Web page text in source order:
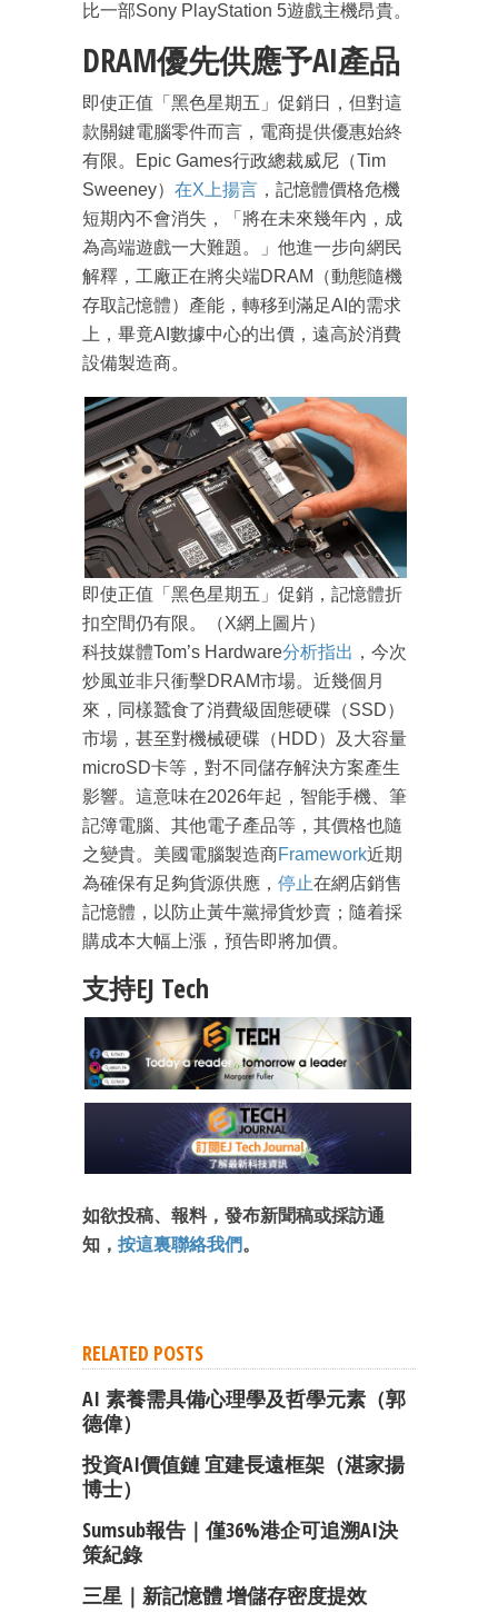
比一部Sony PlayStation 5遊戲主機昂貴。
DRAM優先供應予AI產品
即使正值「黑色星期五」促銷日，但對這
款關鍵電腦零件而言，電商提供優惠始終
有限。Epic Games行政總裁威尼（Tim
Sweeney） 在X上揚言 ，記憶體價格危機
短期內不會消失，「將在未來幾年內，成
為高端遊戲一大難題。」他進一步向網民
解釋，工廠正在將尖端DRAM（動態隨機
存取記憶體）產能，轉移到滿足AI的需求
上，畢竟AI數據中心的出價，遠高於消費
設備製造商。
即使正值「黑色星期五」促銷，記憶體折
扣空間仍有限。（X網上圖片）
科技媒體Tom’s Hardware分析指出 ，今次
炒風並非只衝擊DRAM市場。近幾個月
來，同樣蠶食了消費級固態硬碟（SSD）
市場，甚至對機械硬碟（HDD）及大容量
microSD卡等，對不同儲存解決方案產生
影響。這意味在2026年起，智能手機、筆
記簿電腦、其他電子產品等，其價格也隨
之變貴。美國電腦製造商Framework近期
為確保有足夠貨源供應， 停止在網店銷售
記憶體，以防止黃牛黨掃貨炒賣；隨着採
購成本大幅上漲，預告即將加價。
支持EJ Tech
如欲投稿、報料，發布新聞稿或採訪通
知， 按這裏聯絡我們。
RELATED POSTS
AI 素養需具備心理學及哲學元素（郭
德偉）
投資AI價值鏈 宜建長遠框架（湛家揚
博士）
Sumsub報告｜僅36%港企可追溯AI決
策紀錄
三星｜新記憶體 增儲存密度提效
成為 EJ Tech 會員
最新資訊（附創業懶人包）
箱！